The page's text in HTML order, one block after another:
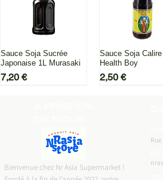
Aperçu rapide
Sauce Soja Sucrée
Japonaise 1L Murasaki
Prix
7,20 €
Aperçu
Sauce Soja Calire
Health Boy
Prix
2,50 €
Bienvenue chez Nr Asia Supermarket !